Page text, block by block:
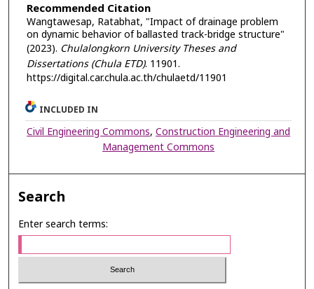
Recommended Citation
Wangtawesap, Ratabhat, "Impact of drainage problem
on dynamic behavior of ballasted track-bridge structure"
(2023). Chulalongkorn University Theses and
Dissertations (Chula ETD). 11901.
https://digital.car.chula.ac.th/chulaetd/11901
INCLUDED IN
Civil Engineering Commons,Construction Engineering and
Management Commons
Search
Enter search terms: